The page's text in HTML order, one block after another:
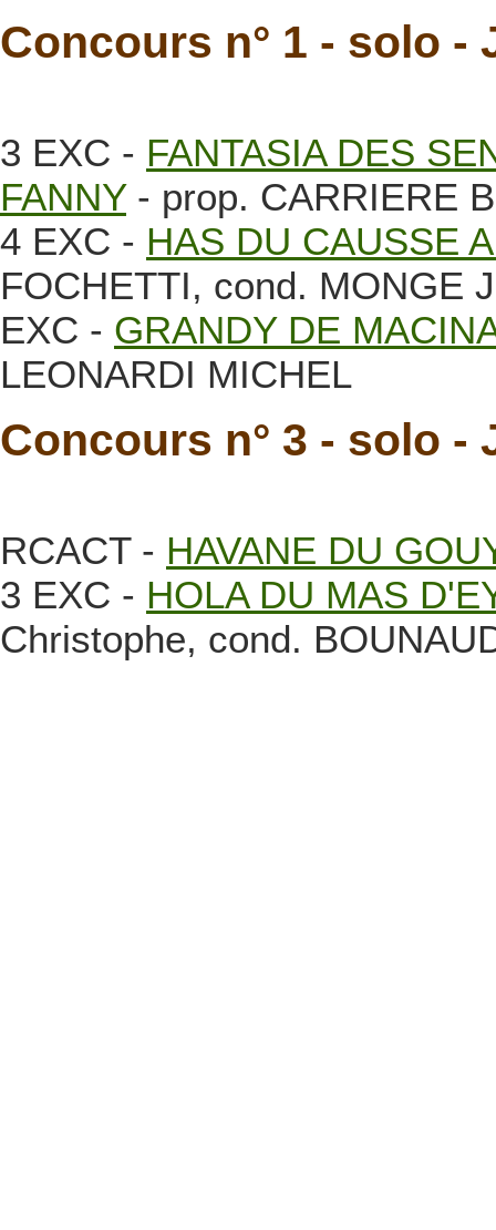
Concours n° 1 - solo -
3 EXC - FANTASIA DES
FANNY- prop. CARRIERE
4 EXC - HAS DU CAUSSE
FOCHETTI, cond. MONGE
EXC - GRANDY DE
LEONARDI MICHEL
Concours n° 3 - solo -
RCACT - HAVANE DU
3 EXC - HOLA DU MAS
Christophe, cond.